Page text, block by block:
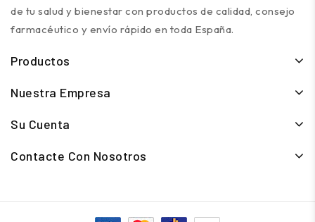
de tu salud y bienestar con productos de calidad, consejo
farmacéutico y envío rápido en toda España.
Productos
Nuestra Empresa
Su Cuenta
Contacte Con Nosotros